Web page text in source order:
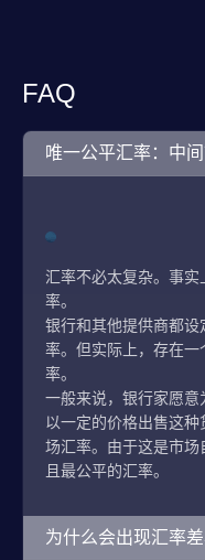
FAQ
唯一公平汇率：中
汇率不必太复杂。事
率。
银行和其他提供商都
率。但实际上，存在一
率。
一般来说，银行家愿
以一定的价格出售这
场汇率。由于这是市场
且最公平的汇率。
为什么会出现汇率